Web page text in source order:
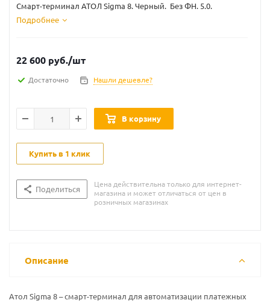
Смарт-терминал АТОЛ Sigma 8. Черный. Без ФН. 5.0.
Подробнее
22 600 руб./шт
Достаточно Нашли дешевле?
В корзину
Купить в 1 клик
Поделиться
Цена действительна только для интернет-
магазина и может отличаться от цен в
розничных магазинах
Описание
Атол Sigma 8 – смарт-терминал для автоматизации платежных